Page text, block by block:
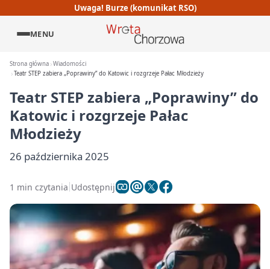
Uwaga! Burze (komunikat RSO)
MENU
Strona główna Wiadomości
Teatr STEP zabiera „Poprawiny” do Katowic i rozgrzeje Pałac Młodzieży
Teatr STEP zabiera „Poprawiny” do
Katowic i rozgrzeje Pałac
Młodzieży
26 października 2025
1 min czytania Udostępnij